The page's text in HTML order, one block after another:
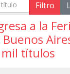
Filtro
a la
mil títulos